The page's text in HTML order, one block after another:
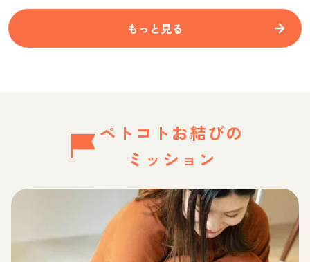
もっと見る
ペトコトお結びの
ミッション